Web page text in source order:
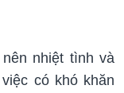
nhiệt tình và
có khó khăn